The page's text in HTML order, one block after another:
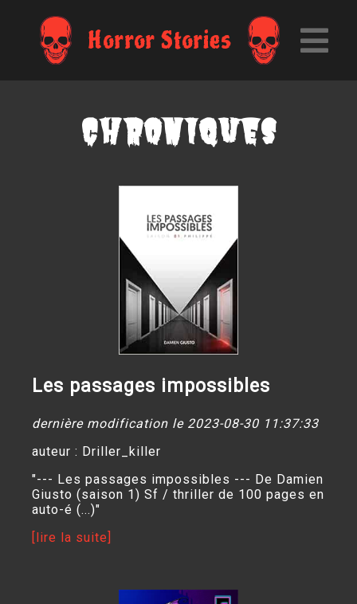
Horror Stories
Chroniques
Les passages impossibles
dernière modification le 2023-08-30 11:37:33
auteur : Driller_killer
"--- Les passages impossibles --- De Damien
Giusto (saison 1) Sf / thriller de 100 pages en
auto-é (...)"
[lire la suite]